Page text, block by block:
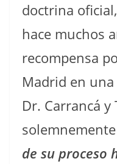
doctrina
hace muchos
recompensa
Madrid en
Dr. Carrancá
de su proceso